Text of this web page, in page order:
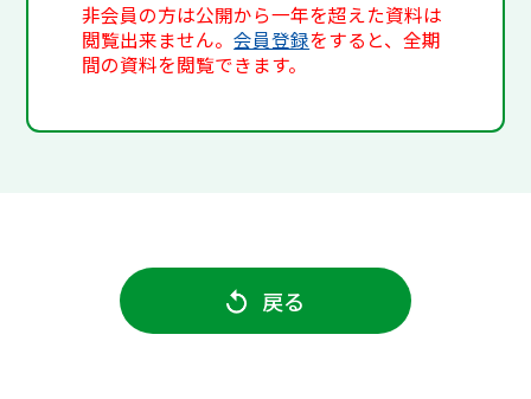
非会員の方は公開から一年を超えた資料は
閲覧出来ません。会員登録をすると、全期
間の資料を閲覧できます。
戻る